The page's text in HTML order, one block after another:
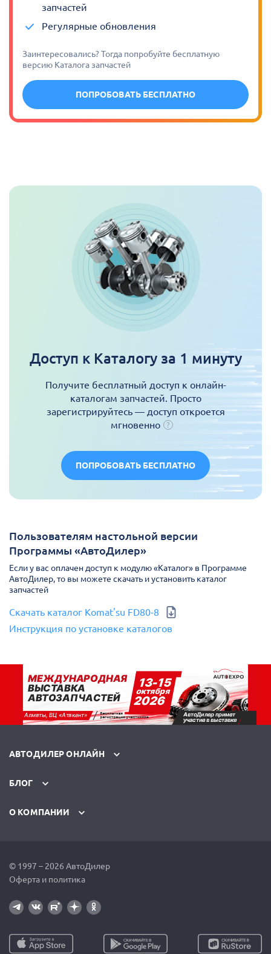
запчастей
Регулярные обновления
Заинтересовались? Тогда попробуйте бесплатную
версию Каталога запчастей
ПОПРОБОВАТЬ БЕСПЛАТНО
Доступ к Каталогу за 1 минуту
Получите бесплатный доступ к онлайн-
каталогам запчастей. Просто
зарегистрируйтесь — доступ откроется
мгновенно
ПОПРОБОВАТЬ БЕСПЛАТНО
Пользователям настольной версии
Программы «АвтоДилер»
Если у вас оплачен доступ к модулю «Каталог» в Программе
АвтоДилер, то вы можете скачать и установить каталог
запчастей
Скачать каталог Komat'su FD80-8
Инструкция по установке каталогов
АВТОДИЛЕР ОНЛАЙН
БЛОГ
О КОМПАНИИ
© 1997 – 2026 АвтоДилер
Оферта и политика